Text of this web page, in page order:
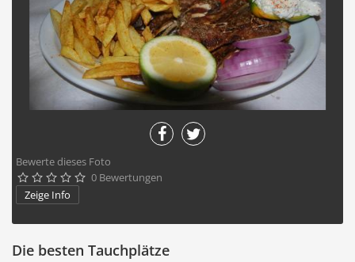
Bewerte dieses Foto
     0 Bewertungen
Zeige Info
Die besten Tauchplätze